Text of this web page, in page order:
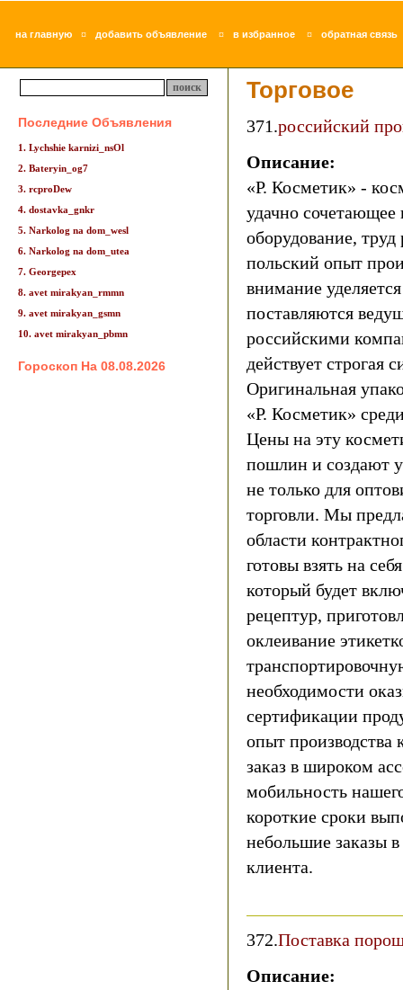
на главную ¤ добавить объявление ¤ в избранное ¤ обратная связь
Последние Объявления
1. Lychshie karnizi_nsOl
2. Bateryin_og7
3. rcproDew
4. dostavka_gnkr
5. Narkolog na dom_wesl
6. Narkolog na dom_utea
7. Georgepex
8. avet mirakyan_rmmn
9. avet mirakyan_gsmn
10. avet mirakyan_pbmn
Гороскоп На 08.08.2026
Торговое
371.российский
Описание:
«Р. Косметик» -
удачно сочетающее
оборудование,
польский опыт
внимание
поставляются
российскими
действует строгая
Оригинальная
«Р. Косметик»
Цены на эту
пошлин и создают
не только для
торговли. Мы
области
готовы взять на
который будет
рецептур,
оклеивание
необходимости
сертификации
опыт производства
заказ в широком
мобильность
короткие сроки
небольшие заказы
клиента.
372.Поставка
Описание: